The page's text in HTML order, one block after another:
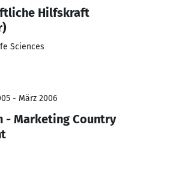
Hilfskraft
Sciences
- März 2006
- Marketing Country